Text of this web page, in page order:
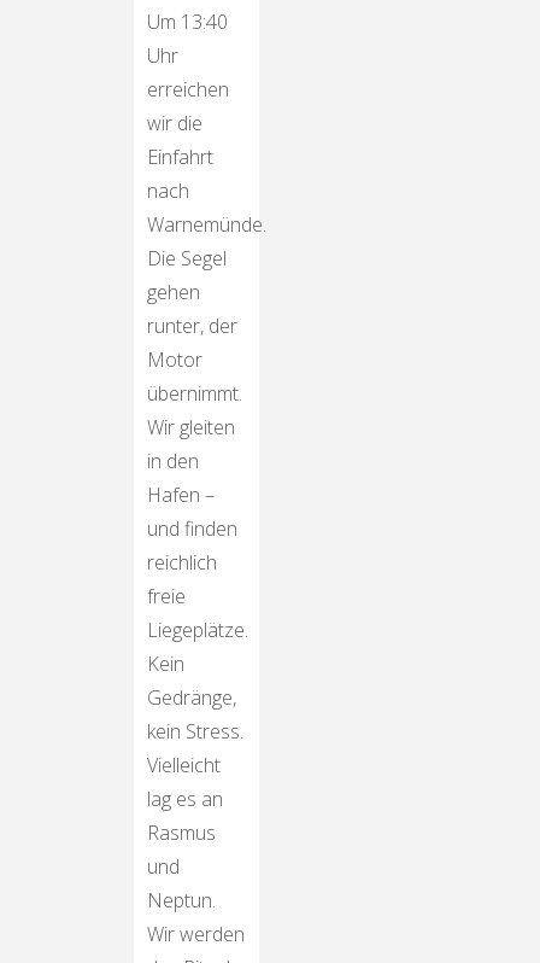
Um 13:40
Uhr
erreichen
wir die
Einfahrt
nach
Warnemünde.
Die Segel
gehen
runter, der
Motor
übernimmt.
Wir gleiten
in den
Hafen –
und finden
reichlich
freie
Liegeplätze.
Kein
Gedränge,
kein Stress.
Vielleicht
lag es an
Rasmus
und
Neptun.
Wir werden